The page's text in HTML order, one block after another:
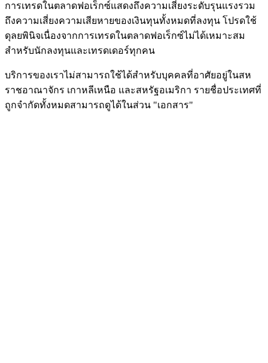
การเทรดในตลาดฟอเร็กซ์แสดงถึงความเสี่ยงระดับรุนแรงรวม
ถึงความเสี่ยงความเสียหายของเงินทุนทั้งหมดที่ลงทุน โปรดใช้
ดุลยพินิจเนื่องจากการเทรดในตลาดฟอเร็กซ์ไม่ได้เหมาะสม
สำหรับนักลงทุนและเทรดเดอร์ทุกคน
บริการของเราไม่สามารถใช้ได้สำหรับบุคคลที่อาศัยอยู่ในสห
ราชอาณาจักร เกาหลีเหนือ และสหรัฐอเมริกา รายชื่อประเทศที่
ถูกจำกัดทั้งหมดสามารถดูได้ในส่วน "เอกสาร"